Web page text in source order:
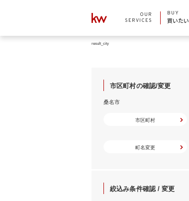
OUR
SERVICES
BUY
買いたい
result_city
市区町村の確認/変更
桑名市
市区町村
町名変更
絞込み条件確認 / 変更